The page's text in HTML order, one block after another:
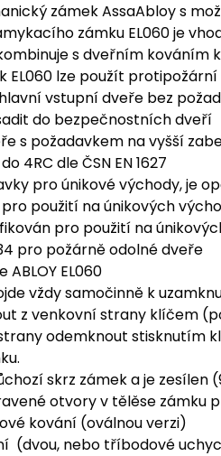
zámek AssaAbloy s
zámku EL060 je
kombinuje s dveřním kováním
EL060 lze použít
vstupní dveře bez
do bezpečnostních dveří
s požadavkem na vyšší
4RC dle ČSN EN 1627
pro únikové východy, je
použití na únikových
pro použití na
pro požárně odolné dveře
EL060
vždy samočinně k
z venkovní strany klíčem
odemknout stisknutím
skrz zámek a je zesílen
otvory v tělěse
kování (oválnou verzi)
(dvou, nebo tříbodové